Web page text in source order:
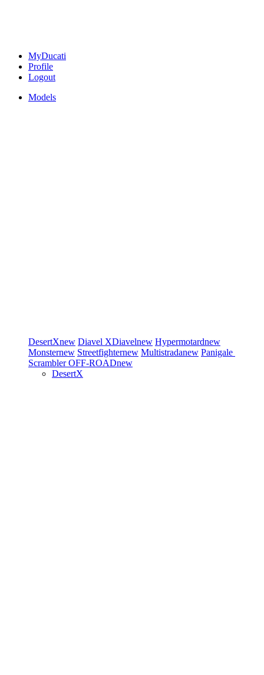
MyDucati
Profile
Logout
Models
DesertXnew Diavel XDiavelnew Hypermotardnew
Monsternew Streetfighternew Multistradanew Panigale
ScramblerOFF-ROADnew
DesertX